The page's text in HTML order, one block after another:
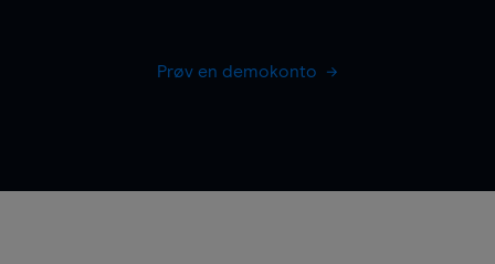
Prøv en demokonto